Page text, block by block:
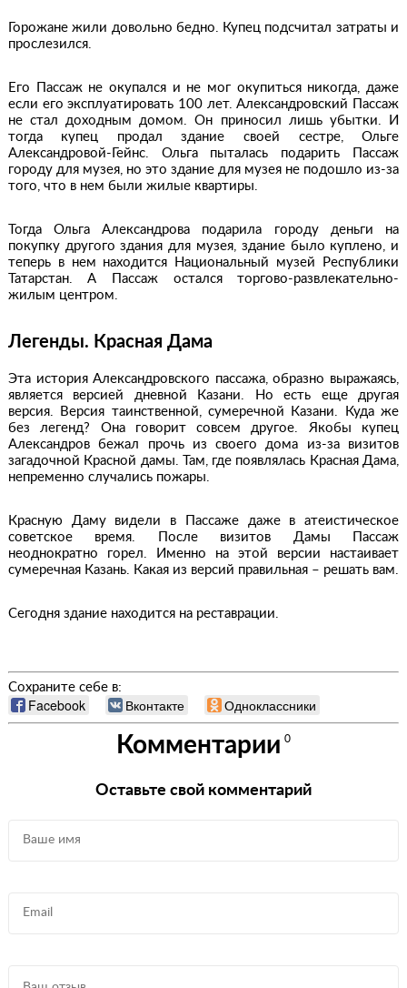
Горожане жили довольно бедно. Купец подсчитал затраты и
прослезился.
Его Пассаж не окупался и не мог окупиться никогда, даже
если его эксплуатировать 100 лет. Александровский Пассаж
не стал доходным домом. Он приносил лишь убытки. И
тогда купец продал здание своей сестре, Ольге
Александровой-Гейнс. Ольга пыталась подарить Пассаж
городу для музея, но это здание для музея не подошло из-за
того, что в нем были жилые квартиры.
Тогда Ольга Александрова подарила городу деньги на
покупку другого здания для музея, здание было куплено, и
теперь в нем находится Национальный музей Республики
Татарстан. А Пассаж остался торгово-развлекательно-
жилым центром.
Легенды. Красная Дама
Эта история Александровского пассажа, образно выражаясь,
является версией дневной Казани. Но есть еще другая
версия. Версия таинственной, сумеречной Казани. Куда же
без легенд? Она говорит совсем другое. Якобы купец
Александров бежал прочь из своего дома из-за визитов
загадочной Красной дамы. Там, где появлялась Красная Дама,
непременно случались пожары.
Красную Даму видели в Пассаже даже в атеистическое
советское время. После визитов Дамы Пассаж
неоднократно горел. Именно на этой версии настаивает
сумеречная Казань. Какая из версий правильная – решать вам.
Сегодня здание находится на реставрации.
Сохраните себе в:
Facebook Вконтакте Одноклассники
Комментарии 0
Оставьте свой комментарий